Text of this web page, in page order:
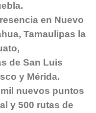
en Nuevo
Tamaulipas la
de San Luis
y Mérida.
nuevos puntos
y 500 rutas de